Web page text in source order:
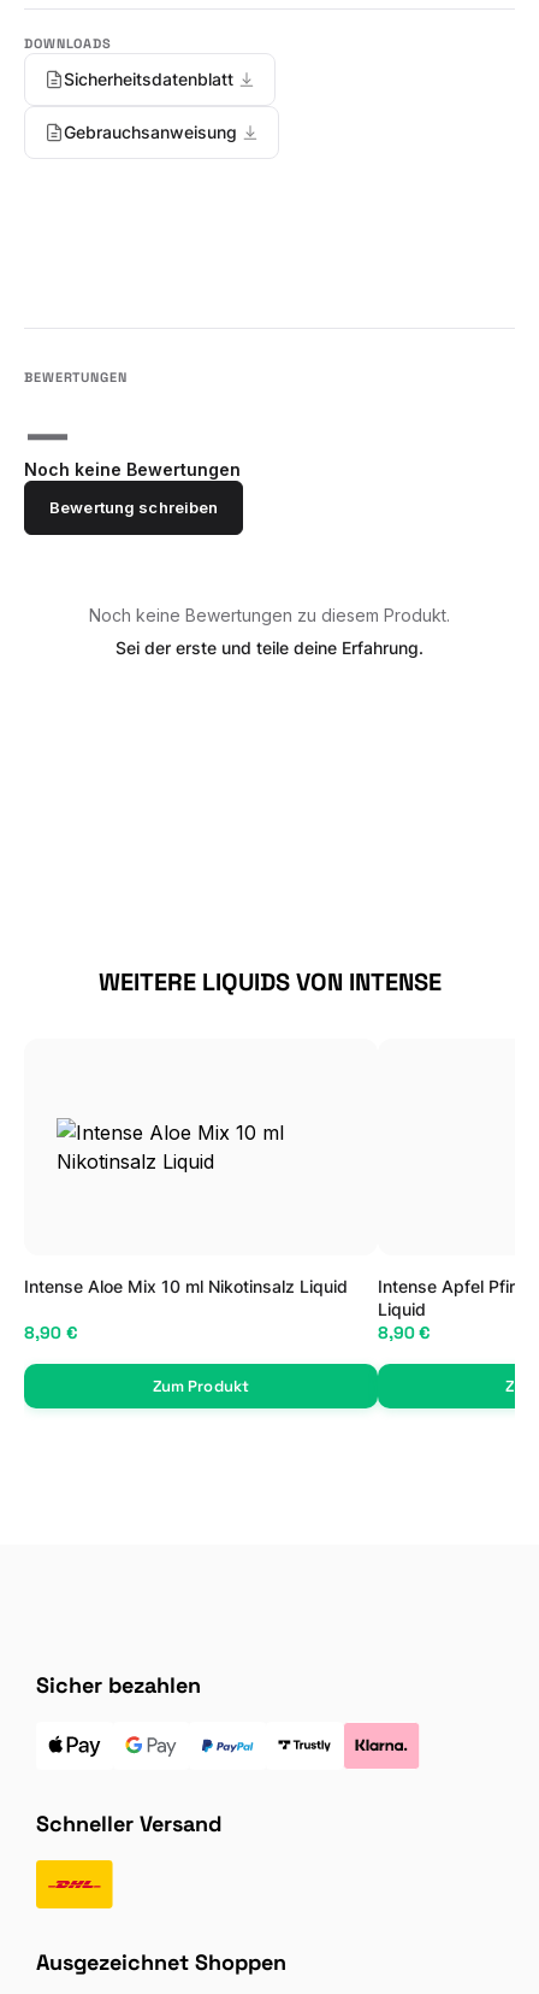
Sicherheitsdatenblatt
Gebrauchsanweisung
—
Noch keine Bewertungen
Bewertung schreiben
Noch keine Bewertungen zu diesem Produkt.
Sei der erste und teile deine Erfahrung.
Produktgalerie überspringen
WEITERE LIQUIDS VON INTENSE
Intense Aloe Mix 10 ml Nikotinsalz Liquid
8,90 €
Zum Produkt
Intense Apfel
Liquid
8,90 €
Sicher bezahlen
Schneller Versand
Ausgezeichnet Shoppen